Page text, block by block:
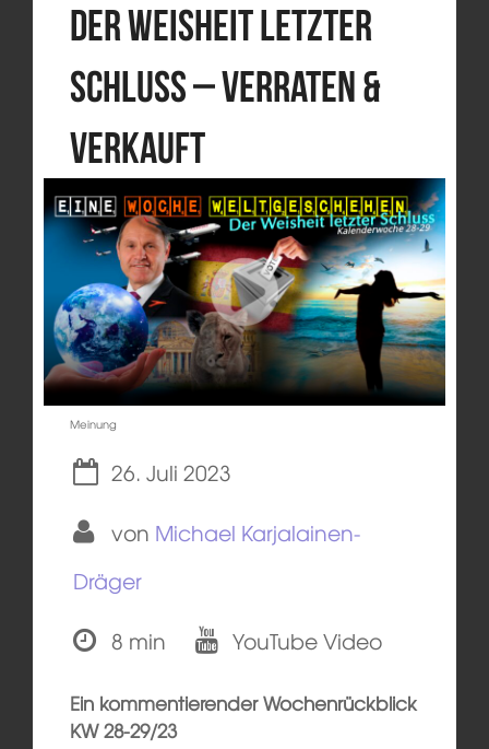
Der Weisheit letzter
Schluss – Verraten &
verkauft
Meinung
26. Juli 2023
von Michael Karjalainen-
Dräger
8 min
YouTube Video
Ein kommentierender Wochenrückblick
KW 28-29/23